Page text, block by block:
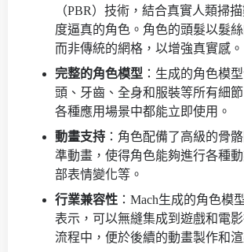
（PBR）技術，結合真實人類掃
度逼真的角色。角色的頭髮以髮絲
而非傳統的網格，以增強真實感。
完整的角色模型 ：生成的角色模
頭、牙齒、全身和服裝等所有細
各種應用場景中都能立即使用。
動畫支持 ：角色配備了高級的骨
準動畫，使得角色能夠進行各種
部表情變化等。
行業兼容性 ：Mach生成的角色模
表示，可以無縫集成到遊戲和電
流程中，便於後續的動畫製作和渲